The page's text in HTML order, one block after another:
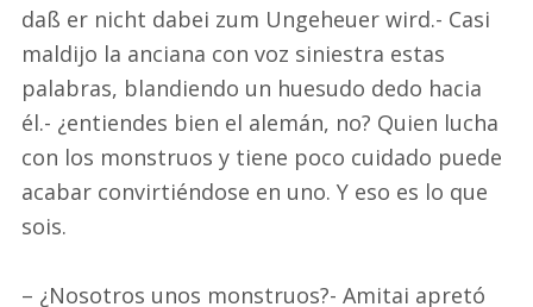
daß er nicht dabei zum Ungeheuer wird.- Casi
maldijo la anciana con voz siniestra estas
palabras, blandiendo un huesudo dedo hacia
él.- ¿entiendes bien el alemán, no? Quien lucha
con los monstruos y tiene poco cuidado puede
acabar convirtiéndose en uno. Y eso es lo que
sois.
– ¿Nosotros unos monstruos?- Amitai apretó